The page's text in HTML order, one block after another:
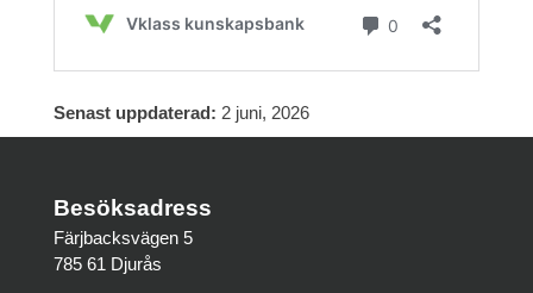
Senast uppdaterad: 2 juni, 2026
Besöksadress
Färjbacksvägen 5
785 61 Djurås